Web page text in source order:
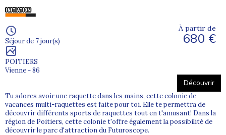
Séjour de 7 jour(s)
POITIERS
Vienne - 86
À partir de
680 €
Découvrir
Tu adores avoir une raquette dans les mains, cette colonie de
vacances multi-raquettes est faite pour toi. Elle te permettra de
découvrir différents sports de raquettes tout en t'amusant! Dans la
région de Poitiers, cette colonie t'offre également la possibilité de
découvrir le parc d'attraction du Futuroscope.